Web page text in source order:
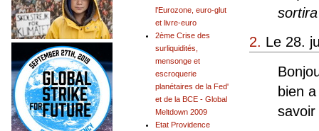
2. Le 28.
bien
l'Eurozone, euro-glut
et livre-euro
2ème Crise des
surliquidités,
mensonge et
escroquerie
planétaires de la Fed'
et de la BCE - Global
Meltdown 2009
Etat Providence